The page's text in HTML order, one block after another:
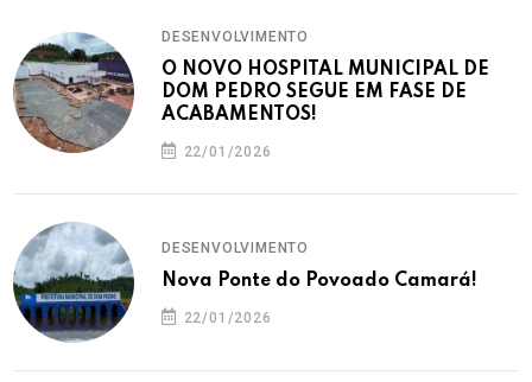
DESENVOLVIMENTO
O NOVO HOSPITAL MUNICIPAL DE
DOM PEDRO SEGUE EM FASE DE
ACABAMENTOS!
22/01/2026
DESENVOLVIMENTO
Nova Ponte do Povoado Camará!
22/01/2026